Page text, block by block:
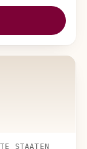
STAATEN